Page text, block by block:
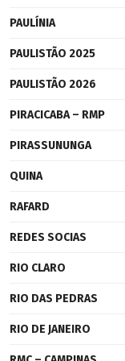
PAULÍNIA
PAULISTÃO 2025
PAULISTÃO 2026
PIRACICABA – RMP
PIRASSUNUNGA
QUINA
RAFARD
REDES SOCIAS
RIO CLARO
RIO DAS PEDRAS
RIO DE JANEIRO